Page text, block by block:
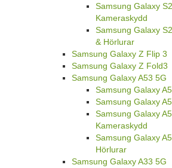
Samsung Galaxy
Kameraskydd
Samsung Galaxy
& Hörlurar
Samsung Galaxy Z Flip 3
Samsung Galaxy Z Fold3
Samsung Galaxy A53 5G
Samsung Galaxy
Samsung Galaxy
Samsung Galaxy
Kameraskydd
Samsung Galaxy
Hörlurar
Samsung Galaxy A33 5G